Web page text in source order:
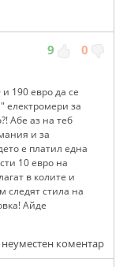
9 0
190 евро да се
електромери за
Абе аз на теб
и за
е платил една
10 евро на
в колите и
следят стила на
Айде
коментар